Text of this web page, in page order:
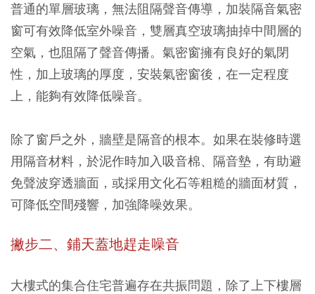
普通的單層玻璃，無法阻隔聲音傳導，加裝隔音氣密
窗可有效降低室外噪音，雙層真空玻璃抽掉中間層的
空氣，也阻隔了聲音傳播。氣密窗擁有良好的氣閉
性，加上玻璃的厚度，安裝氣密窗後，在一定程度
上，能夠有效降低噪音。
除了窗戶之外，牆壁是隔音的根本。如果在裝修時選
用隔音材料，於泥作時加入吸音棉、隔音墊，有助避
免聲波穿透牆面，或採用文化石等粗糙的牆面材質，
可降低空間殘響，加強降噪效果。
撇步二、鋪天蓋地趕走噪音
大樓式的集合住宅普遍存在共振問題，除了上下樓層